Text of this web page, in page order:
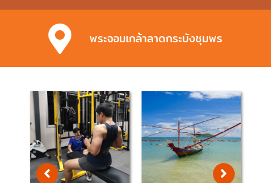
พระจอมเกล้าลาดกระบังชุมพร